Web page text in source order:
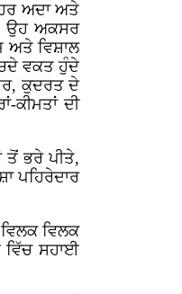
ਹਰ ਅਦਾ ਅਤੇ
ਉਹ ਅਕਸਰ
ਅਤੇ ਵਿਸ਼ਾਲ
ਵਕਤ ਹੁੰਦੇ
ਕੁਦਰਤ ਦੇ
ਕੀਮਤਾਂ ਦੀ
ਤੋਂ ਭਰੇ ਪੀਤੇ,
ਪਹਿਰੇਦਾਰ
ਵਿਲਕ
ਵਿੱਚ ਸਹਾਈ